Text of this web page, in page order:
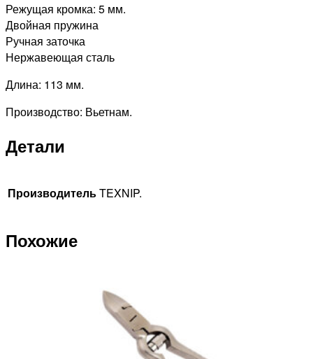
Режущая кромка: 5 мм.
Двойная пружина
Ручная заточка
Нержавеющая сталь
Длина: 113 мм.
Производство: Вьетнам.
Детали
ПроизводительTEXNIP.
Похожие